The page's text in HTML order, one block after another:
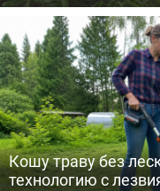
Кошу траву без
технологию с